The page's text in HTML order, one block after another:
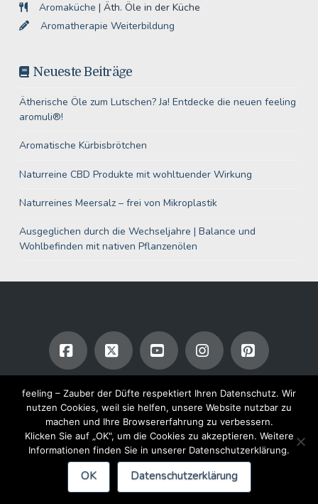
Aromaküche | Äth. Öle in der Küche
Aromatherapie Weiterbildung
Neueste Beiträge
Ätherische Öle zum Lutschen? Ja! Entdecke die neuen feeling
aromuli®!
Aromatische Kürbisbrötchen
Naturreine CBD Produkte mit wohltuender Wirkung
Naturreines Meersalz – frei von Mikroplastik
Ausgeglichen durch die Wechseljahre | Balance und
Wohlbefinden mit nativen Pflanzenölen
Facebook
X YouTubeInstagramPinterest
IMPRESSUM KONTAKT
Copyright 2026 feeling Ges.m.b.H. | All Rights Reserved
feeling – Zauber der Düfte respektiert Ihren Datenschutz. Wir
nutzen Cookies, weil sie helfen, unsere Website nutzbar zu
machen und Ihre Browsererfahrung zu verbessern.
Klicken Sie auf „OK", um die Cookies zu akzeptieren. Weitere
Informationen finden Sie in unserer Datenschutzerklärung.
OK Datenschutzerklärung